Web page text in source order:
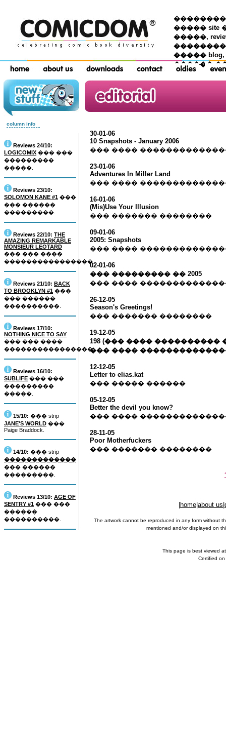
���������
����� site
�����,
����� blog,
������
column info
Reviews 24/10:
LOGICOMIX ��� ���
���������
�����.
Reviews 23/10:
SOLOMON KANE #1 ���
��� ������
���������.
Reviews 22/10: THE
AMAZING REMARKABLE
MONSIEUR LEOTARD
��� ��� ����
����������������.
Reviews 21/10: BACK
TO BROOKLYN #1 ���
��� ������
����������.
Reviews 17/10:
NOTHING NICE TO SAY
��� ��� ����
����������������.
Reviews 16/10:
SUBLIFE ��� ���
���������
�����.
15/10: ��� strip
JANE'S WORLD ���
Paige Braddock.
14/10: ��� strip
�������������
��� ������
���������.
Reviews 13/10: AGE OF
SENTRY #1 ��� ���
������
����������.
30-01-06
10 Snapshots - January 2006
��� ����
23-01-06
Adventures In Miller Land
��� ����
16-01-06
(Mis)Use Your Illusion
��� ������� ��������
09-01-06
2005: Snapshots
��� ����
02-01-06
��� ��������� �� 2005
��� ����
26-12-05
Season's Greetings!
��� ������� ��������
19-12-05
198 (��� ���� ����������
��� ����
12-12-05
Letter to elias.kat
��� ����� ������
05-12-05
Better the devil you know?
��� ����
28-11-05
Poor Motherfuckers
��� ������� ��������
home about us
The artwork cannot be reproduced in any form without
mentioned and/or displayed on
This page is best viewed
Certified on